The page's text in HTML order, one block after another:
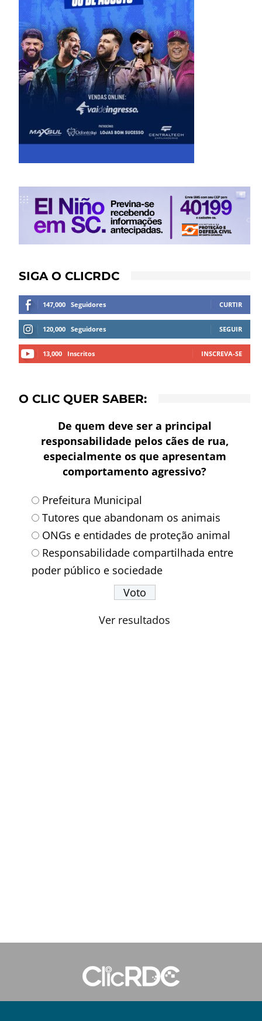
SIGA O CLICRDC
147,000 Seguidores CURTIR
120,000 Seguidores SEGUIR
13,000 Inscritos INSCREVA-SE
O CLIC QUER SABER:
De quem deve ser a principal
responsabilidade pelos cães de rua,
especialmente os que apresentam
comportamento agressivo?
Prefeitura Municipal
Tutores que abandonam os animais
ONGs e entidades de proteção animal
Responsabilidade compartilhada entre
poder público e sociedade
Ver resultados